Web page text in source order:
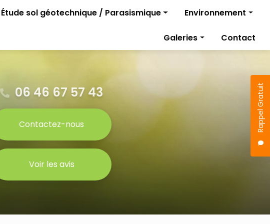
Rappel Gratuit
Étude sol géotechnique / Parasismique
G2 avant projet
Étude G0
Environnement
Diagnostics
Gestion des travaux
Galeries Contact
06 46 67 57 43
Contactez-nous
Voir les avis